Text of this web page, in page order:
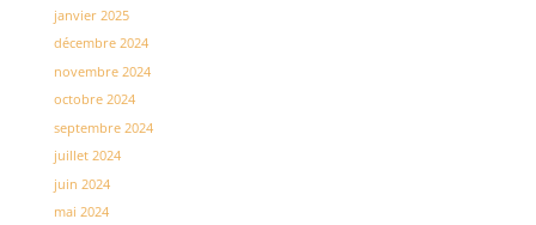
janvier 2025
décembre 2024
novembre 2024
octobre 2024
septembre 2024
juillet 2024
juin 2024
mai 2024